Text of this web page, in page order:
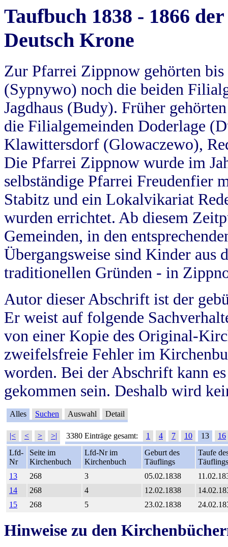
Taufbuch 1838 - 1866
Deutsch Krone
Zur Pfarrei Zippnow gehörten
(Sypnywo) noch die beiden
Jagdhaus (Budy). Früher
die Filialgemeinden Doderlage
Klawittersdorf (Glowaczewo),
Die Pfarrei Zippnow wurde im
selbständige Pfarrei Freudenfier
Stabitz und ein Lokalvikariat
wurden errichtet. Ab diesem
Gemeinden, in den
Übergangsweise sind Kinder aus
traditionellen Gründen - in
Autor dieser Abschrift ist der
Er weist auf folgende
von einer Kopie des Original-
zweifelsfreie Fehler im
worden. Bei der Abschrift kann
gekommen sein. Deshalb wird
Alles Suchen Auswahl Detail
|< < > >| 3380 Einträge gesamt: 1 4 7 10 13
16
Lfd-
Nr
Seite im
Kirchenbuch
Lfd-Nr im
Kirchenbuch
Geburt des
Täuflings
Taufe
Täuflings
13
268 3 05.02.1838
14
268 4 12.02.1838
15
268 5 23.02.1838
Hinweise zu den